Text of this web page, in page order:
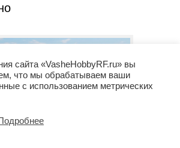
сайта «VasheHobbyRF.ru» вы
что мы обрабатываем ваши
с использованием метрических